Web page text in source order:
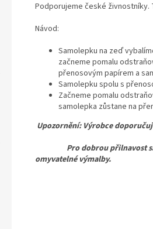
Podporujeme české
Návod:
Samolepku na zeď
začneme pomalu
přenosovým papírem a
Samolepku spolu s
Začneme pomalu
samolepka zůstane na
Upozornění: Výrobce
Pro dobrou přilnavost
omyvatelné výmalby.